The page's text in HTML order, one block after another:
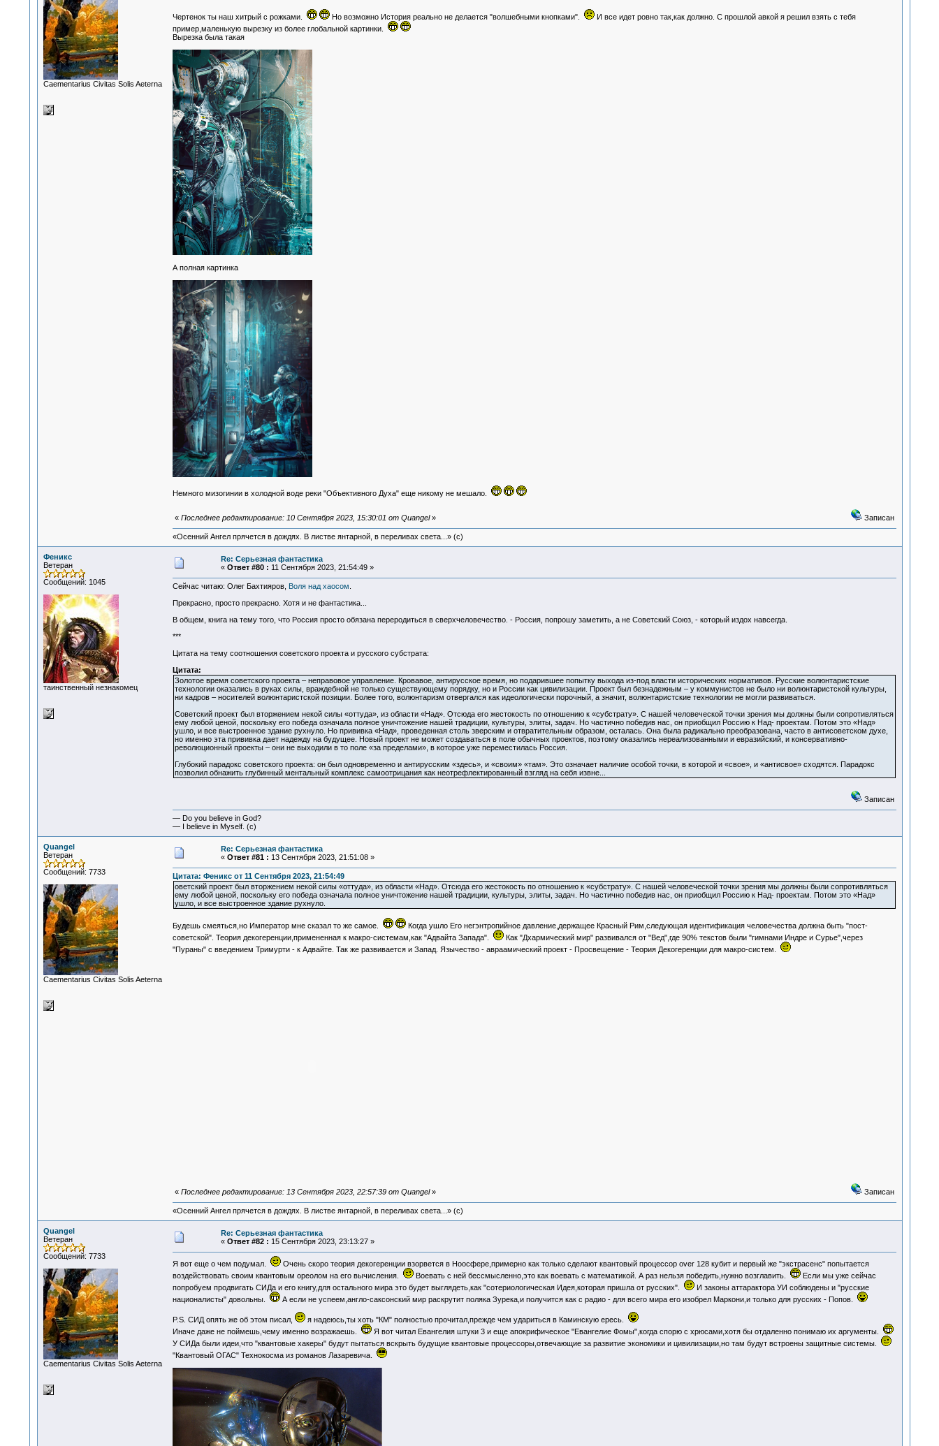
Сaementarius Civitas Solis Aeterna
Чертенок ты наш хитрый с рожками. Но возможно История реально не делается "волшебными кнопками".
И все идет ровно так,как должно. С прошлой авкой я решил взять с тебя
пример,маленькую вырезку из более глобальной картинки.
Вырезка была такая
А полная картинка
Немного мизогинии в холодной воде реки "Объективного Духа" еще никому не мешало.
« Последнее редактирование: 10 Сентября 2023, 15:30:01 от Quangel» Записан
«Осенний Ангел прячется в дождях. В листве янтарной, в переливах света...» (c)
Феникс
Ветеран
Сообщений: 1045
таинственный незнакомец
Re: Серьезная фантастика
« Ответ #80 : 11 Сентября 2023, 21:54:49 »
Сейчас читаю: Олег Бахтияров, Воля над хаосом
Прекрасно, просто прекрасно. Хотя и не фантастика...
В общем, книга на тему того, что Россия просто обязана переродиться в сверхчеловечество. - Россия, попрошу заметить, а не Советский Союз, - который издох навсегда.
***
Цитата на тему соотношения советского проекта и русского субстрата:
Цитата:
Золотое время советского проекта – неправовое управление. Кровавое, антирусское время, но подарившее попытку выхода из-под власти исторических нормативов. Русские волюнтаристские
технологии оказались в руках силы, враждебной не только существующему порядку, но и России как цивилизации. Проект был безнадежным – у коммунистов не было ни волюнтаристской культуры,
ни кадров – носителей волюнтаристской позиции. Более того, волюнтаризм отвергался как идеологически порочный, а значит, волюнтаристские технологии не могли развиваться.
Советский проект был вторжением некой силы «оттуда», из области «Над». Отсюда его жестокость по отношению к «субстрату». С нашей человеческой точки зрения мы должны были сопротивляться
ему любой ценой, поскольку его победа означала полное уничтожение нашей традиции, культуры, элиты, задач. Но частично победив нас, он приобщил Россию к Над- проектам. Потом это «Над»
ушло, и все выстроенное здание рухнуло. Но прививка «Над», проведенная столь зверским и отвратительным образом, осталась. Она была радикально преобразована, часто в антисоветском духе,
но именно эта прививка дает надежду на будущее. Новый проект не может создаваться в поле обычных проектов, поэтому оказались нереализованными и евразийский, и консервативно-
революционный проекты – они не выходили в то поле «за пределами», в которое уже переместилась Россия.
Глубокий парадокс советского проекта: он был одновременно и антирусским «здесь», и «своим» «там». Это означает наличие особой точки, в которой и «свое», и «антисвое» сходятся. Парадокс
позволил обнажить глубинный ментальный комплекс самоотрицания как неотрефлектированный взгляд на себя извне...
Записан
— Do you believe in God?
— I believe in Myself. (c)
Quangel
Ветеран
Сообщений: 7733
Сaementarius Civitas Solis Aeterna
Re: Серьезная фантастика
« Ответ #81 : 13 Сентября 2023, 21:51:08 »
Цитата: Феникс от 11 Сентября 2023, 21:54:49
оветский проект был вторжением некой силы «оттуда», из области «Над». Отсюда его жестокость по отношению к «субстрату». С нашей человеческой точки зрения мы должны были сопротивляться
ему любой ценой, поскольку его победа означала полное уничтожение нашей традиции, культуры, элиты, задач. Но частично победив нас, он приобщил Россию к Над- проектам. Потом это «Над»
ушло, и все выстроенное здание рухнуло.
Будешь смеяться,но Император мне сказал то же самое.
Когда ушло Его негэнтропийное давление,держащее Красный Рим,следующая идентификация человечества должна быть "пост-
советской". Теория декогеренции,примененная к макро-системам,как "Адвайта Запада".
Как "Дхармический мир" развивался от "Вед",где 90% текстов были "гимнами Индре и Сурье",через
"Пураны" с введением Тримурти - к Адвайте. Так же развивается и Запад. Язычество - авраамический проект - Просвещение - Теория Декогеренции для макро-систем.
« Последнее редактирование: 13 Сентября 2023, 22:57:39 от Quangel» Записан
«Осенний Ангел прячется в дождях. В листве янтарной, в переливах света...» (c)
Quangel
Ветеран
Сообщений: 7733
Сaementarius Civitas Solis Aeterna
Re: Серьезная фантастика
« Ответ #82 : 15 Сентября 2023, 23:13:27 »
Я вот еще о чем подумал.
Очень скоро теория декогеренции взорвется в Ноосфере,примерно как только сделают квантовый процессор over 128 кубит и первый же "экстрасенс" попытается
воздействовать своим квантовым ореолом на его вычисления.
Воевать с ней бессмысленно,это как воевать с математикой. А раз нельзя победить,нужно возглавить.
Если мы уже сейчас
попробуем продвигать СИДа и его книгу,для остального мира это будет выглядеть,как "сотериологическая Идея,которая пришла от русских".
И законы аттарактора УИ соблюдены и "русские
националисты" довольны.
А если не успеем,англо-саксонский мир раскрутит поляка Зурека,и получится как с радио - для всего мира его изобрел Маркони,и только для русских - Попов.
P.S. СИД опять же об этом писал,
я надеюсь,ты хоть "КМ" полностью прочитал,прежде чем удариться в Каминскую ересь.
Иначе даже не поймешь,чему именно возражаешь.
Я вот читал Евангелия штуки 3 и еще апокрифическое "Евангелие Фомы",когда спорю с хрюсами,хотя бы отдаленно понимаю их аргументы.
У СИДа были идеи,что "квантовые хакеры" будут пытаться вскрыть будущие квантовые процессоры,отвечающие за развитие экономики и цивилизации,но там будут встроены защитные системы.
"Квантовый ОГАС" Технокосма из романов Лазаревича.